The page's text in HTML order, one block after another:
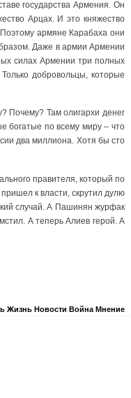
государства Армения. Он
Арцах. И это княжество
армяне Карабаха они
Даже в армии Армении
силах Армении три полных
добровольцы, которые
Почему? Там олигархи денег
богатые по всему миру – что
два миллиона. Хотя бы сто
правителя, который по
к власти, скрутил дулю
случай. А Пашинян журфак
А теперь Алиев герой. А
Жизнь Новости Война Мнение